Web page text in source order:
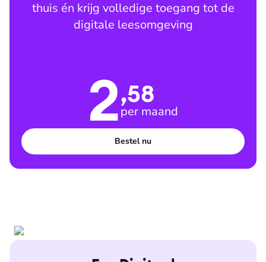
thuis én krijg volledige toegang tot de
digitale leesomgeving
2,58
per maand
Bestel nu